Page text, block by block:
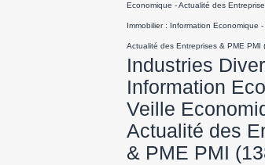
Economique - Actualité des
Immobilier : Information Economique
Actualité des Entreprises & PME PMI
Industries
Information
Veille
Actualité des
& PME PMI